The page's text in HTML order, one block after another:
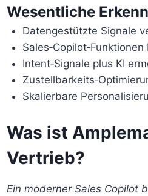
Wesentliche
Datengestützte Signale
Intent‑Signale plus KI
Skalierbare
Was ist
Vertrieb?
Ein moderner Sales Copilot